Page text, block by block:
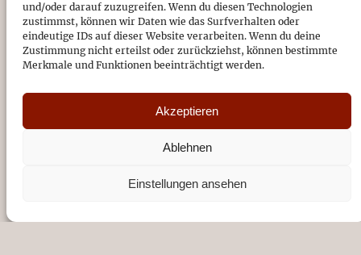
und/oder darauf zuzugreifen. Wenn du diesen Technologien
zustimmst, können wir Daten wie das Surfverhalten oder
eindeutige IDs auf dieser Website verarbeiten. Wenn du deine
Zustimmung nicht erteilst oder zurückziehst, können bestimmte
Merkmale und Funktionen beeinträchtigt werden.
Akzeptieren
Ablehnen
Einstellungen ansehen
Förderverein Musik in St. Antonius e.V.
Kirchstraße 14, 26871 Papenburg
04961/94720
DE89 2665 0001 1091 0787 49
Vereinsregister-Nr. beim